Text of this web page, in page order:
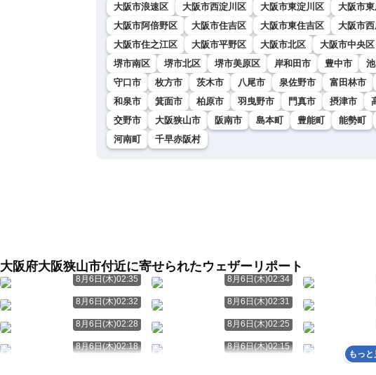
大阪市浪速区
大阪市西淀川区 大阪市東淀川区 大阪市
大阪市阿倍野区
大阪市住吉区 大阪市東住吉区 大阪市
大阪市住之江区
大阪市平野区 大阪市北区 大阪市中央区
堺市南区
堺市北区 堺市美原区 岸和田市 豊中市
守口市
枚方市 茨木市 八尾市 泉佐野市 富田林市
和泉市
箕面市 柏原市 羽曳野市 門真市 摂津市
交野市
大阪狭山市 阪南市 島本町 豊能町 能勢町
河南町
千早赤阪村
大阪府大阪狭山市付近に寄せられたウェザーリポート
8月6日(木)02:35 8月6日(木)02:34
8月6日(木)02:32 8月6日(木)02:31
8月6日(木)02:28 8月6日(木)02:25
8月6日(木)02:18 8月6日(木)02:15
もっと